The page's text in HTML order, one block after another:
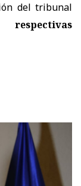
del tribunal